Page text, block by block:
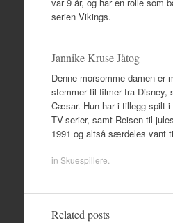
serien Vikings.
Jannike Kruse Jåtog
Denne morsomme damen er
stemmer til filmer fra Disney,
Cæsar. Hun har i tillegg spilt i
TV-serier, samt Reisen til
1991 og altså særdeles vant
in Skuespillere
Related posts